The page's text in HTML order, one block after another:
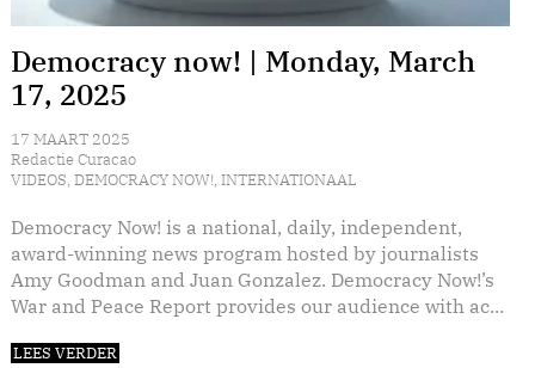
Democracy now! | Monday, March
17, 2025
17 MAART 2025
Redactie Curacao
VIDEOS, DEMOCRACY NOW!, INTERNATIONAAL
Democracy Now! is a national, daily, independent,
award-winning news program hosted by journalists
Amy Goodman and Juan Gonzalez. Democracy Now!’s
War and Peace Report provides our audience with ac...
LEES VERDER